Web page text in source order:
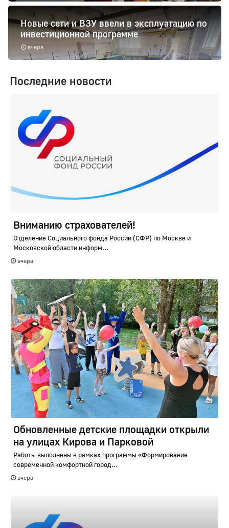
вчера
Новые сети и ВЗУ ввели в эксплуатацию по
инвестиционной программе
Последние новости
Вниманию страхователей!
Отделение Социального фонда России (СФР) по Москве и
Московской области информ...
вчера
Обновленные детские площадки открыли
на улицах Кирова и Парковой
Работы выполнены в рамках программы «Формирование
современной комфортной город...
вчера